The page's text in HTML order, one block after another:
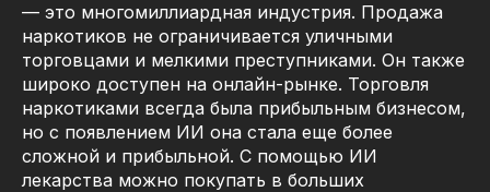
— это многомиллиардная индустрия. Продажа
наркотиков не ограничивается уличными
торговцами и мелкими преступниками. Он также
широко доступен на онлайн-рынке. Торговля
наркотиками всегда была прибыльным бизнесом,
но с появлением ИИ она стала еще более
сложной и прибыльной. С помощью ИИ
лекарства можно покупать в больших